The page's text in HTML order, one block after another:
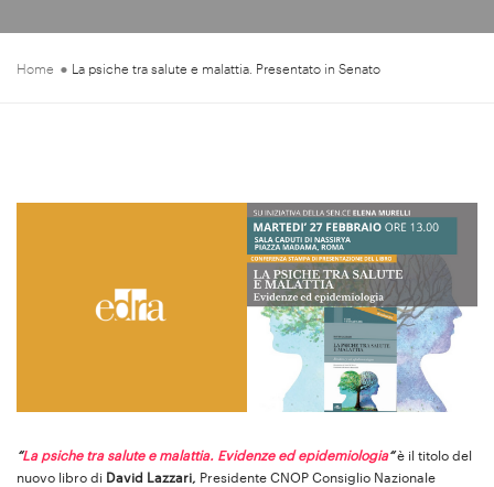
Home La psiche tra salute e malattia. Presentato in Senato
“La psiche tra salute e malattia. Evidenze ed epidemiologia“ è il titolo del
nuovo libro di David Lazzari, Presidente CNOP Consiglio Nazionale